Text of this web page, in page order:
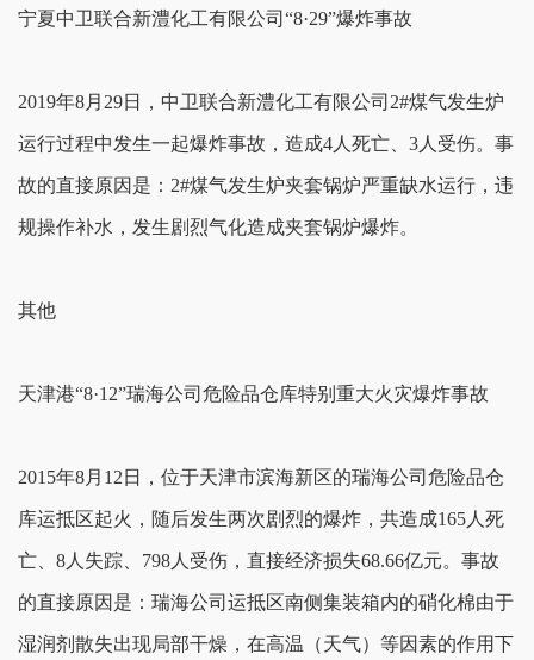
宁夏中卫联合新澧化工有限公司“8·29”爆炸事故
2019年8月29日，中卫联合新澧化工有限公司2#煤气发生炉
运行过程中发生一起爆炸事故，造成4人死亡、3人受伤。事
故的直接原因是：2#煤气发生炉夹套锅炉严重缺水运行，违
规操作补水，发生剧烈气化造成夹套锅炉爆炸。
其他
天津港“8·12”瑞海公司危险品仓库特别重大火灾爆炸事故
2015年8月12日，位于天津市滨海新区的瑞海公司危险品仓
库运抵区起火，随后发生两次剧烈的爆炸，共造成165人死
亡、8人失踪、798人受伤，直接经济损失68.66亿元。事故
的直接原因是：瑞海公司运抵区南侧集装箱内的硝化棉由于
湿润剂散失出现局部干燥，在高温（天气）等因素的作用下